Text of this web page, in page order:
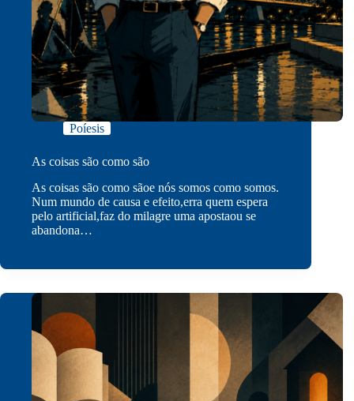
Poíesis
As coisas são como são
As coisas são como sãoe nós somos como somos.
Num mundo de causa e efeito,erra quem espera
pelo artificial,faz do milagre uma apostaou se
abandona…